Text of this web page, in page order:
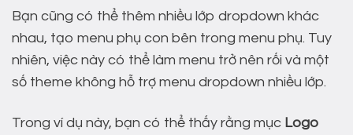
Bạn cũng có thể thêm nhiều lớp dropdown khác
nhau, tạo menu phụ con bên trong menu phụ. Tuy
nhiên, việc này có thể làm menu trở nên rối và một
số theme không hỗ trợ menu dropdown nhiều lớp.
Trong ví dụ này, bạn có thể thấy rằng mục Logo